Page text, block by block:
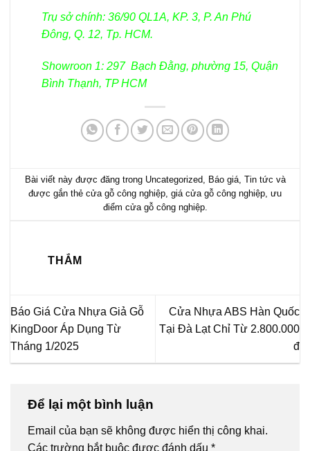
Trụ sở chính: 36/90 QL1A, KP. 3, P. An Phú
Đông, Q. 12, Tp. HCM.
Showroon 1: 297 Bạch Đằng, phường 15, Quận
Bình Thạnh, TP HCM
Bài viết này được đăng trong Uncategorized Báo giá, Tin tức và
được gắn thẻ cửa gỗ công nghiệp giá cửa gỗ công nghiệp ưu
điểm cửa gỗ công nghiệp.
THẮM
Báo Giá Cửa Nhựa Giả Gỗ
KingDoor Áp Dụng Từ
Tháng 1/2025
Cửa Nhựa ABS Hàn Quốc
Tại Đà Lạt Chỉ Từ 2.800.000
đ
Để lại một bình luận
Email của bạn sẽ không được hiển thị công khai.
Các trường bắt buộc được đánh dấu *